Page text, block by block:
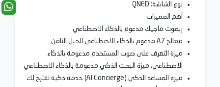
نوع الشاشة: QNED
أهم المميزات
ريموت ماجيك مدعوم بالذكاء الاصطناعي
معالج A7 مدعوم بالذكاء الاصطناعي الجيل الثامن
ميزة التعرف على صوت المستخدم مدعومة بالذكاء
الاصطناعي، ميزة البحث الذكي مدعومة بالذكاء الاصطناعي
ميزة المساعد الذكي (AI Concierge) خدمة ذكية تقترح لك